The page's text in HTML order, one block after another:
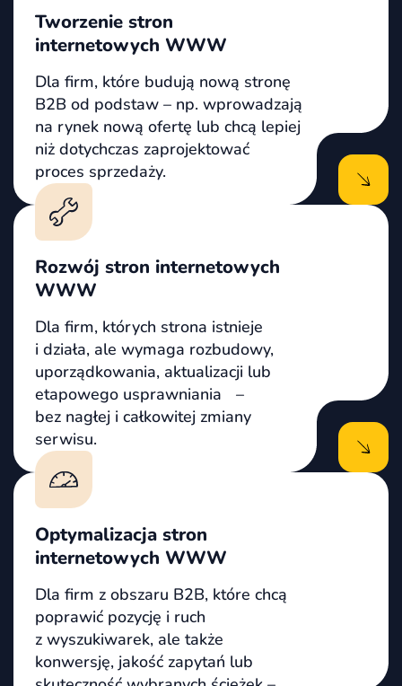
Tworzenie stron
internetowych WWW
Dla firm, które budują nową stronę
B2B od podstaw – np. wprowadzają
na rynek nową ofertę lub chcą lepiej
niż dotychczas zaprojektować
proces sprzedaży.
Rozwój stron internetowych
WWW
Dla firm, których strona istnieje
i działa, ale wymaga rozbudowy,
uporządkowania, aktualizacji lub
etapowego usprawniania –
bez nagłej i całkowitej zmiany
serwisu.
Optymalizacja stron
internetowych WWW
Dla firm z obszaru B2B, które chcą
poprawić pozycję i ruch
z wyszukiwarek, ale także
konwersję, jakość zapytań lub